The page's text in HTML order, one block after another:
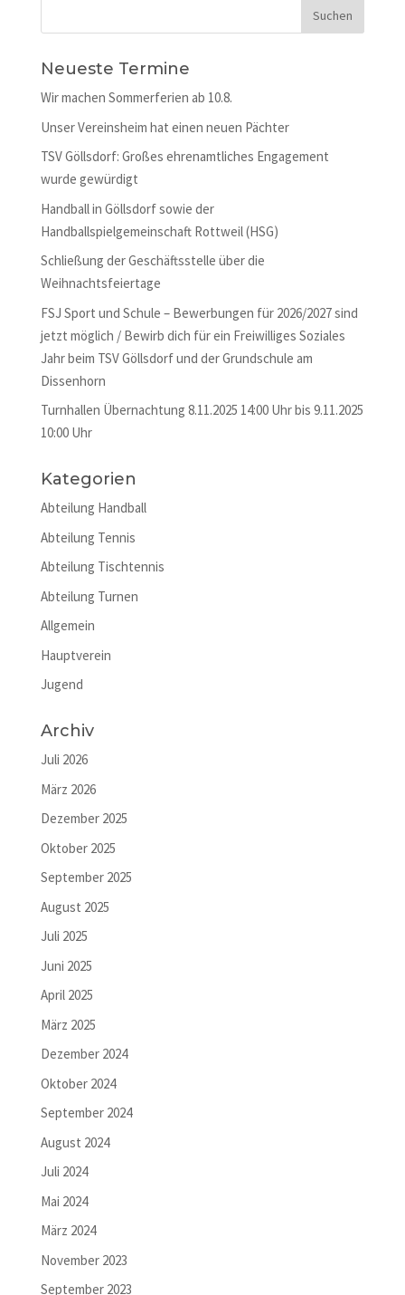
Neueste Termine
Wir machen Sommerferien ab 10.8.
Unser Vereinsheim hat einen neuen Pächter
TSV Göllsdorf: Großes ehrenamtliches Engagement
wurde gewürdigt
Handball in Göllsdorf sowie der
Handballspielgemeinschaft Rottweil (HSG)
Schließung der Geschäftsstelle über die
Weihnachtsfeiertage
FSJ Sport und Schule – Bewerbungen für 2026/2027 sind
jetzt möglich / Bewirb dich für ein Freiwilliges Soziales
Jahr beim TSV Göllsdorf und der Grundschule am
Dissenhorn
Turnhallen Übernachtung 8.11.2025 14:00 Uhr bis 9.11.2025
10:00 Uhr
Kategorien
Abteilung Handball
Abteilung Tennis
Abteilung Tischtennis
Abteilung Turnen
Allgemein
Hauptverein
Jugend
Archiv
Juli 2026
März 2026
Dezember 2025
Oktober 2025
September 2025
August 2025
Juli 2025
Juni 2025
April 2025
März 2025
Dezember 2024
Oktober 2024
September 2024
August 2024
Juli 2024
Mai 2024
März 2024
November 2023
September 2023